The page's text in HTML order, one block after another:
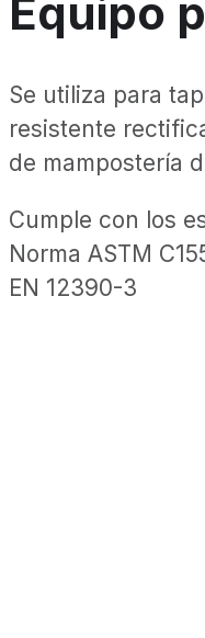
Equipo
Se utiliza para
resistente
de mampostería
Cumple con los
Norma ASTM
EN 12390-3